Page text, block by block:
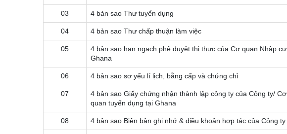
03 4 bản sao Thư tuyển dụng
04 4 bản sao Thư chấp thuận làm việc
05
4 bản sao hạn ngạch phê duyệt thị thực của Cơ quan Nhập cư
Ghana
06 4 bản sao sơ yếu lí lịch, bằng cấp và chứng chỉ
07
4 bản sao Giấy chứng nhận thành lập công ty của Công ty/ Cơ
quan tuyển dụng tại Ghana
08 4 bản sao Biên bản ghi nhớ & điều khoản hợp tác của Công ty